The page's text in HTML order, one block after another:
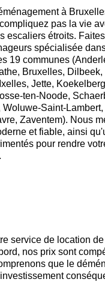
à
pas la vie
escaliers étroits.
spécialisée
19 communes
Bruxelles, Dilbeek,
Jette,
ten-Noode,
Woluwe-Saint-
Zaventem). Nous
et fiable, ainsi
pour rendre
service de location de
nos prix sont
que le